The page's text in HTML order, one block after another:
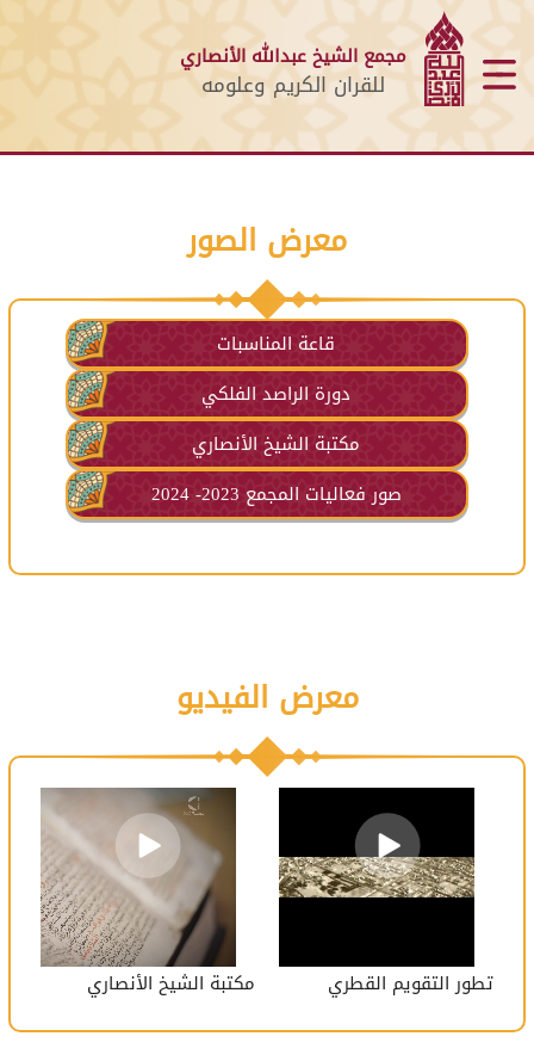
مجمع الشيخ عبدالله الأنصاري
للقران الكريم وعلومه
معرض الصور
قاعة المناسبات
دورة الراصد الفلكي
مكتبة الشيخ الأنصاري
صور فعاليات المجمع 2023- 2024
معرض الفيديو
تطور التقويم القطري مكتبة الشيخ الأنصاري